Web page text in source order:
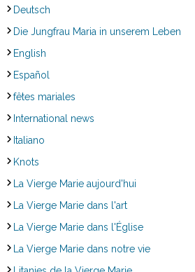
Deutsch
Die Jungfrau Maria in unserem Leben
English
Español
fêtes mariales
International news
Italiano
Knots
La Vierge Marie aujourd'hui
La Vierge Marie dans l'art
La Vierge Marie dans l'Église
La Vierge Marie dans notre vie